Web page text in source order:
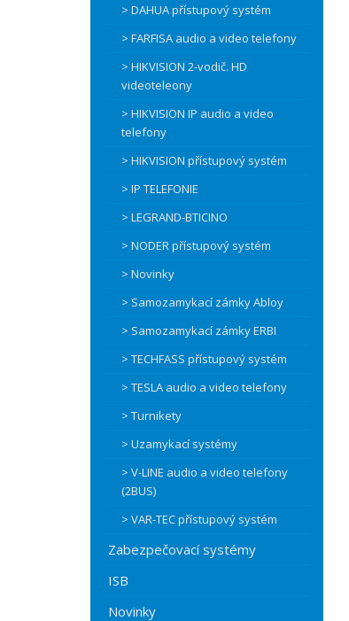
> DAHUA přístupový systém
> FARFISA audio a video telefony
> HIKVISION 2-vodič. HD
videoteleony
> HIKVISION IP audio a video
telefony
> HIKVISION přístupový systém
> IP TELEFONIE
> LEGRAND-BTICINO
> NODER přístupový systém
> Novinky
> Samozamykací zámky Abloy
> Samozamykací zámky ERBI
> TECHFASS přístupový systém
> TESLA audio a video telefony
> Turnikety
> Uzamykací systémy
> V-LINE audio a video telefony
(2BUS)
> VAR-TEC přístupový systém
Zabezpečovací systémy
ISB
Novinky